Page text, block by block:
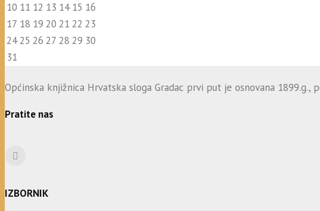
10 11 12 13 14 15 16
17 18 19 20 21 22 23
2425 26 27 28 29 30
31
Općinska knjižnica Hrvatska sloga Gradac prvi put je osnovana
Pratite nas
IZBORNIK